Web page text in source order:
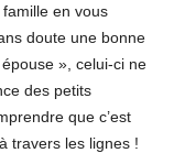
en vous
doute une bonne
», celui-ci ne
des petits
que c’est
travers les lignes !